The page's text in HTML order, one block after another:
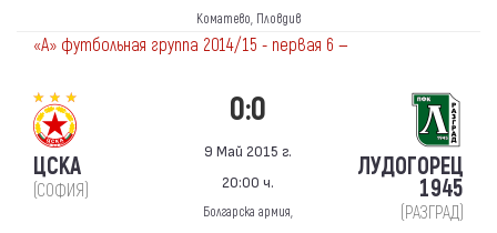
Коматево, Пловдив
«А» футбольная группа 2014/15 - первая 6 —
ЦСКА
(СОФИЯ)
0:0
9 Май 2015 г.
20:00 ч.
Болгарска армия,
ЛУДОГОРЕЦ
1945
(РАЗГРАД)